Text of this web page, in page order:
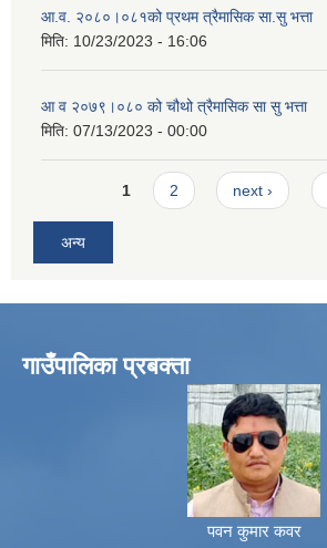
आ.व. २०८०।०८१को प्रथम त्रैमासिक सा.सु भत्ता
मिति: 10/23/2023 - 16:06
आ व २०७९।०८० को चौथो त्रैमासिक सा सु भत्ता
मिति: 07/13/2023 - 00:00
Pages1 2 next ›
अन्य
गाउँपालिका प्रबक्ता
पवन कुमार कवर